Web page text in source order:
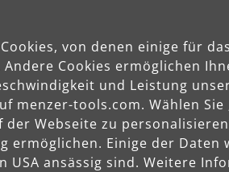
von denen einige für
Cookies ermöglichen
und Leistung
tools.com. Wählen Sie
Webseite zu
Einige der
USA ansässig sind. Weitere